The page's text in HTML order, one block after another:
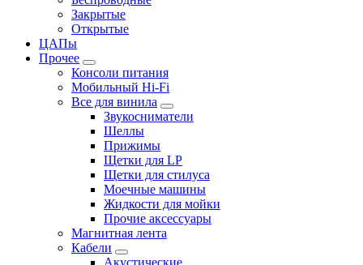
Закрытые
Открытые
ЦАПы
Прочее
Консоли питания
Мобильный Hi-Fi
Все для винила
Звукосниматели
Шеллы
Прижимы
Щетки для LP
Щетки для стилуса
Моечные машины
Жидкости для мойки
Прочие аксессуары
Магнитная лента
Кабели
Акустические